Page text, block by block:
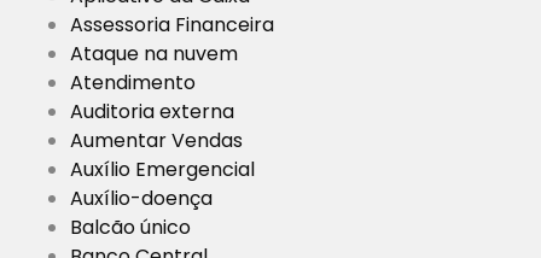
Assessoria Financeira
Ataque na nuvem
Atendimento
Auditoria externa
Aumentar Vendas
Auxílio Emergencial
Auxílio-doença
Balcão único